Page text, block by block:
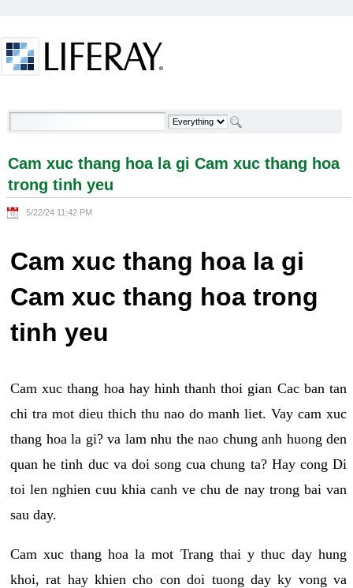
Cam xuc thang hoa la gi Cam xuc thang hoa trong
Cam xuc thang hoa la gi Cam xuc thang hoa
trong tinh yeu
5/22/24 11:42 PM
Cam xuc thang hoa la gi
Cam xuc thang hoa trong
tinh yeu
Cam xuc thang hoa hay hinh thanh thoi gian Cac ban tan
chi tra mot dieu thich thu nao do manh liet. Vay cam xuc
thang hoa la gi? va lam nhu the nao chung anh huong den
quan he tinh duc va doi song cua chung ta? Hay cong Di
toi len nghien cuu khia canh ve chu de nay trong bai van
sau day.
Cam xuc thang hoa la mot Trang thai y thuc day hung
khoi, rat hay khien cho con doi tuong day ky vong va